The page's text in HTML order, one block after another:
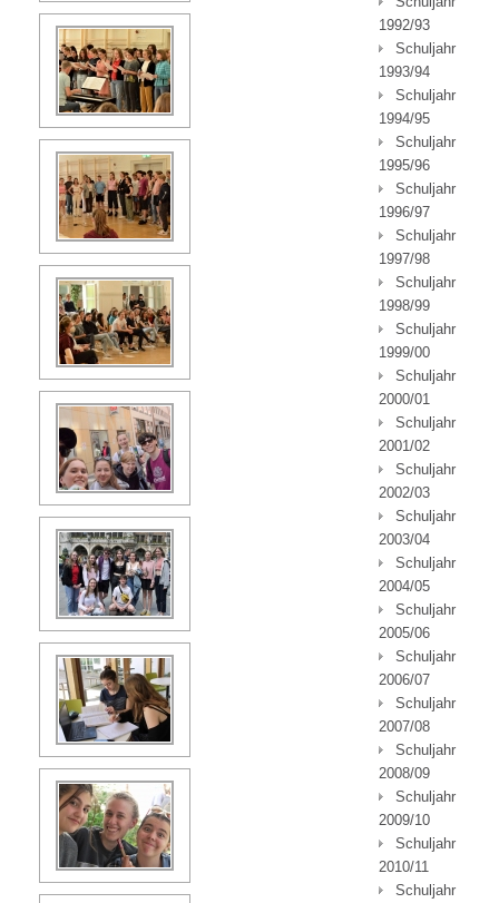
1992/93
Schuljahr
1993/94
Schuljahr
1994/95
Schuljahr
1995/96
Schuljahr
1996/97
Schuljahr
1997/98
Schuljahr
1998/99
Schuljahr
1999/00
Schuljahr
2000/01
Schuljahr
2001/02
Schuljahr
2002/03
Schuljahr
2003/04
Schuljahr
2004/05
Schuljahr
2005/06
Schuljahr
2006/07
Schuljahr
2007/08
Schuljahr
2008/09
Schuljahr
2009/10
Schuljahr
2010/11
Schuljahr